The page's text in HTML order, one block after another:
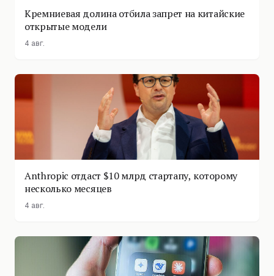
Кремниевая долина отбила запрет на китайские
открытые модели
4 авг.
Anthropic отдаст $10 млрд стартапу, которому
несколько месяцев
4 авг.